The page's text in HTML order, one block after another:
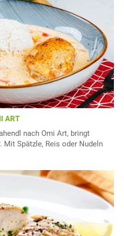
ART
nach Omi Art, bringt
Mit Spätzle, Reis oder Nudeln